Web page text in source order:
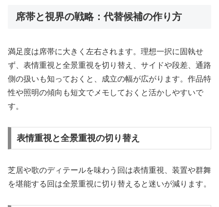
席帯と視界の戦略：代替候補の作り方
満足度は席帯に大きく左右されます。理想一択に固執せ
ず、表情重視と全景重視を切り替え、サイドや段差、通路
側の扱いも知っておくと、成立の幅が広がります。作品特
性や照明の傾向も短文でメモしておくと活かしやすいで
す。
表情重視と全景重視の切り替え
芝居や歌のディテールを味わう回は表情重視、装置や群舞
を堪能する回は全景重視に切り替えると迷いが減ります。